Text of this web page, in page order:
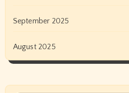
September 2025
August 2025